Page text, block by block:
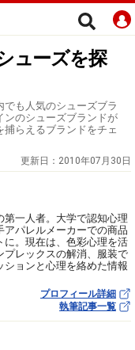
ューズを探
も人気のシューズブラ
ンのシューズブランドが
らえるブランドをチェ
更新日： 2010年07月30日
一人者。大学で認知心理
パレルメーカーでの商品
に。現在は、色彩心理を活
プレックスの解消、服装で
ョンと心理を絡めた情報
プロフィール詳細
執筆記事一覧